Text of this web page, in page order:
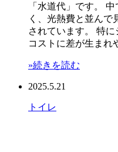
「水道代」です。
く、光熱費と並んで
されています。 特
コストに差が生まれ
»続きを読む
2025.5.21
トイレ